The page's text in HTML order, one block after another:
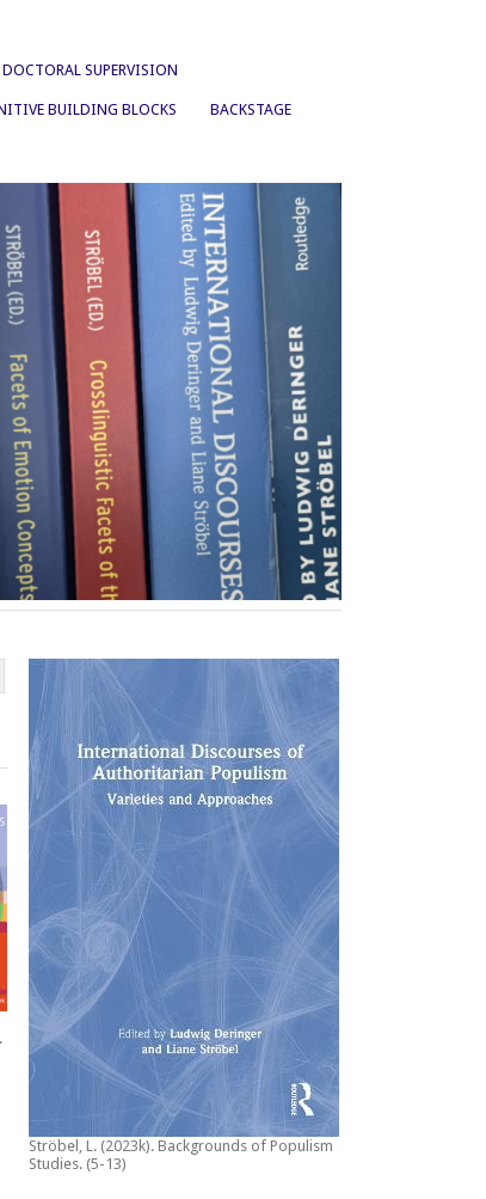
SUPERVISION
BUILDING BLOCKS BACKSTAGE
Ströbel, L. (2023k). Backgrounds of Populism
Studies. (5-13)